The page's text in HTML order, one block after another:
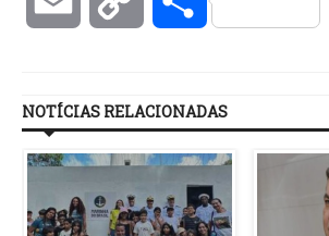
NOTÍCIAS RELACIONADAS